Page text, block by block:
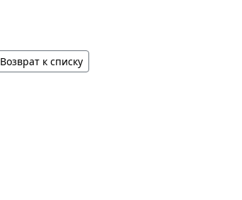
Возврат к списку